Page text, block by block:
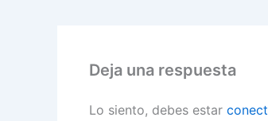
Deja una respuesta
Lo siento, debes estar